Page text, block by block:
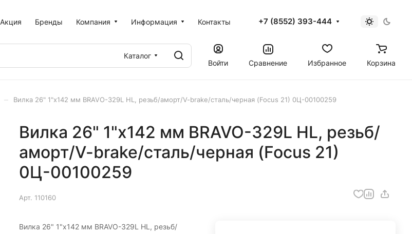
Акция Бренды Компания Информация Контакты +7 (8552) 393-444
Каталог
Войти
Сравнение Избранное Корзина
Вилка 26" 1"x142 мм BRAVO-329L HL, резьб/аморт/V-brake/сталь/черная (Focus 21) 0Ц-00100259
Вилка 26" 1"x142 мм BRAVO-329L HL, резьб/
аморт/V-brake/сталь/черная (Focus 21)
0Ц-00100259
Арт. 110160
Вилка 26" 1"x142 мм BRAVO-329L HL, резьб/